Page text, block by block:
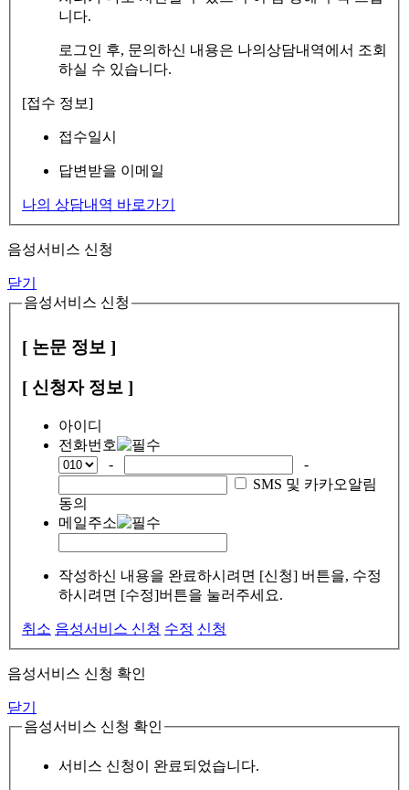
니다.
로그인 후, 문의하신 내용은 나의상담내역에서 조회
하실 수 있습니다.
[접수 정보]
접수일시
답변받을 이메일
나의 상담내역 바로가기
음성서비스 신청
닫기
음성서비스 신청
[ 논문 정보 ]
[ 신청자 정보 ]
아이디
전화번호
-
-
SMS 및 카카오알림
동의
메일주소
작성하신 내용을 완료하시려면 [신청] 버튼을, 수정
하시려면 [수정]버튼을 눌러주세요.
취소 음성서비스 신청 수정 신청
음성서비스 신청 확인
닫기
음성서비스 신청 확인
서비스 신청이 완료되었습니다.